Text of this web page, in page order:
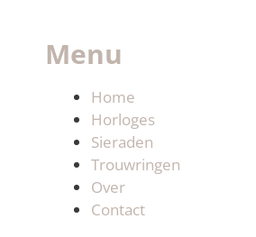
Menu
Home
Horloges
Sieraden
Trouwringen
Over
Contact